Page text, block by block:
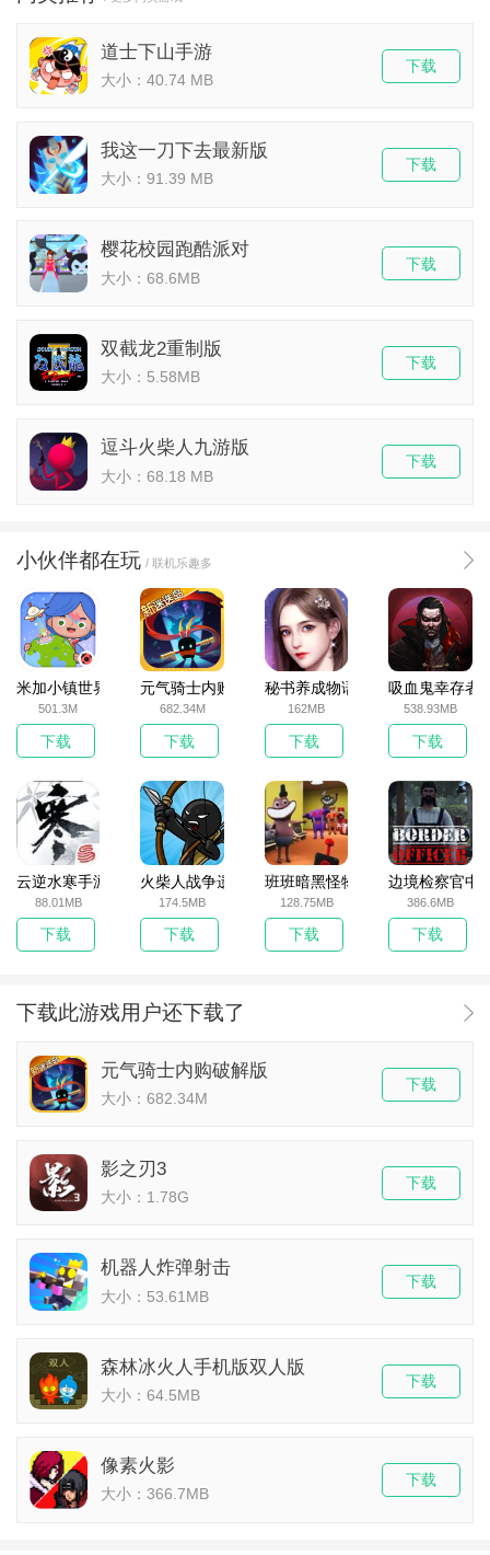
道士下山手游
大小：40.74 MB
下载
我这一刀下去最新版
大小：91.39 MB
下载
樱花校园跑酷派对
大小：68.6MB
下载
双截龙2重制版
大小：5.58MB
下载
逗斗火柴人九游版
大小：68.18 MB
下载
小伙伴都在玩 / 联机乐趣多
米加小镇世界2025官方版
501.3M
下载
元气骑士内购破解版
682.34M
下载
秘书养成物语
162MB
下载
吸血鬼幸存者
538.93MB
下载
云逆水寒手游
88.01MB
下载
火柴人战争遗产无敌版
174.5MB
下载
班班暗黑怪物生存挑战5
128.75MB
下载
边境检察官中
386.6MB
下载
下载此游戏用户还下载了
元气骑士内购破解版
大小：682.34M
下载
影之刃3
大小：1.78G
下载
机器人炸弹射击
大小：53.61MB
下载
森林冰火人手机版双人版
大小：64.5MB
下载
像素火影
大小：366.7MB
下载